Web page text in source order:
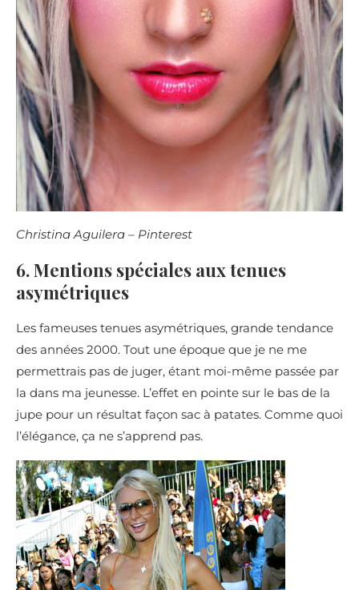
Christina Aguilera – Pinterest
6. Mentions spéciales aux tenues
asymétriques
Les fameuses tenues asymétriques, grande tendance
des années 2000. Tout une époque que je ne me
permettrais pas de juger, étant moi-même passée par
la dans ma jeunesse. L’effet en pointe sur le bas de la
jupe pour un résultat façon sac à patates. Comme quoi
l’élégance, ça ne s’apprend pas.